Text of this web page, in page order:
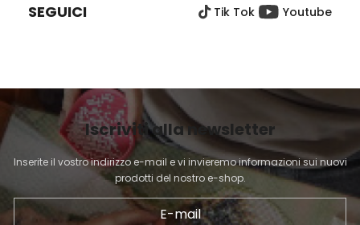
G
N
A
SEGUICI Tik Tok Youtube
Iscriviti alla newsletter
Inserite il vostro indirizzo e-mail e vi invieremo informazioni sui nuovi
prodotti del nostro e-shop.
E-mail